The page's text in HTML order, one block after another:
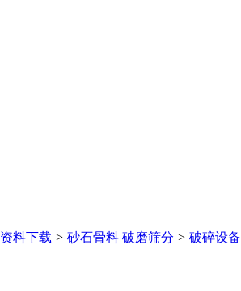
资料下载 > 砂石骨料 破磨筛分 > 破碎设备